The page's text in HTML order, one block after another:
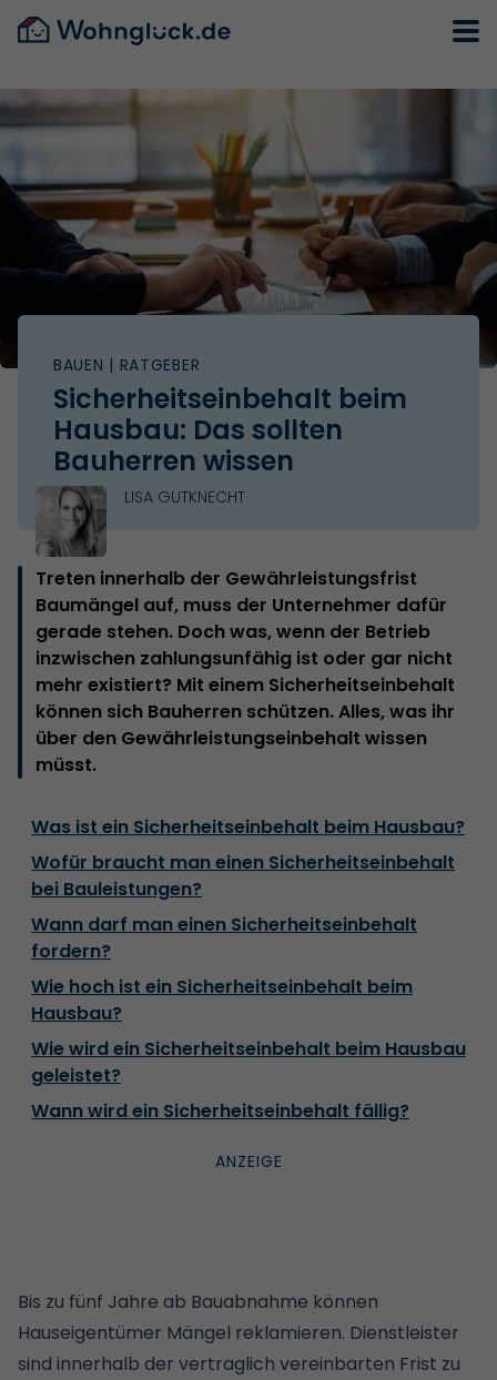
BAUEN | RATGEBER
Sicherheitseinbehalt beim
Hausbau: Das sollten
Bauherren wissen
LISA GUTKNECHT
Treten innerhalb der Gewährleistungsfrist
Baumängel auf, muss der Unternehmer dafür
gerade stehen. Doch was, wenn der Betrieb
inzwischen zahlungsunfähig ist oder gar nicht
mehr existiert? Mit einem Sicherheitseinbehalt
können sich Bauherren schützen. Alles, was ihr
über den Gewährleistungseinbehalt wissen
müsst.
Was ist ein Sicherheitseinbehalt beim Hausbau?
Wofür braucht man einen Sicherheitseinbehalt
bei Bauleistungen?
Wann darf man einen Sicherheitseinbehalt
fordern?
Wie hoch ist ein Sicherheitseinbehalt beim
Hausbau?
Wie wird ein Sicherheitseinbehalt beim Hausbau
geleistet?
Wann wird ein Sicherheitseinbehalt fällig?
Bis zu fünf Jahre ab Bauabnahme können
Hauseigentümer Mängel reklamieren. Dienstleister
sind innerhalb der vertraglich vereinbarten Frist zu